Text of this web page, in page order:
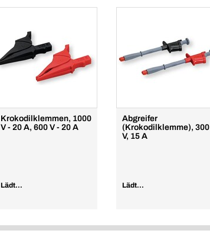
Krokodilklemmen, 1000
V - 20 A, 600 V - 20 A
Lädt...
Abgreifer
(Krokodilklemme), 300
V, 15 A
Lädt...